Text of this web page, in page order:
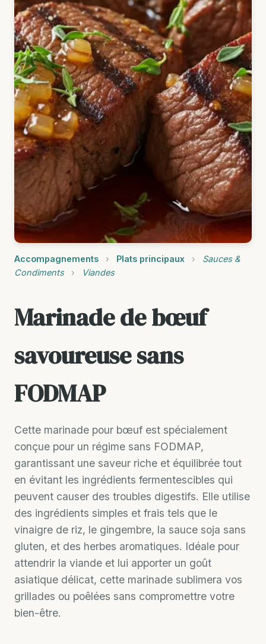
Accompagnements › Plats principaux ›
Sauces &
Condiments
› Viandes
Marinade de bœuf
savoureuse sans
FODMAP
Cette marinade pour bœuf est spécialement
conçue pour un régime sans FODMAP,
garantissant une saveur riche et équilibrée tout
en évitant les ingrédients fermentescibles qui
peuvent causer des troubles digestifs. Elle utilise
des ingrédients simples et frais tels que le
vinaigre de riz, le gingembre, la sauce soja sans
gluten, et des herbes aromatiques. Idéale pour
attendrir la viande et lui apporter un goût
asiatique délicat, cette marinade sublimera vos
grillades ou poêlées sans compromettre votre
bien-être.